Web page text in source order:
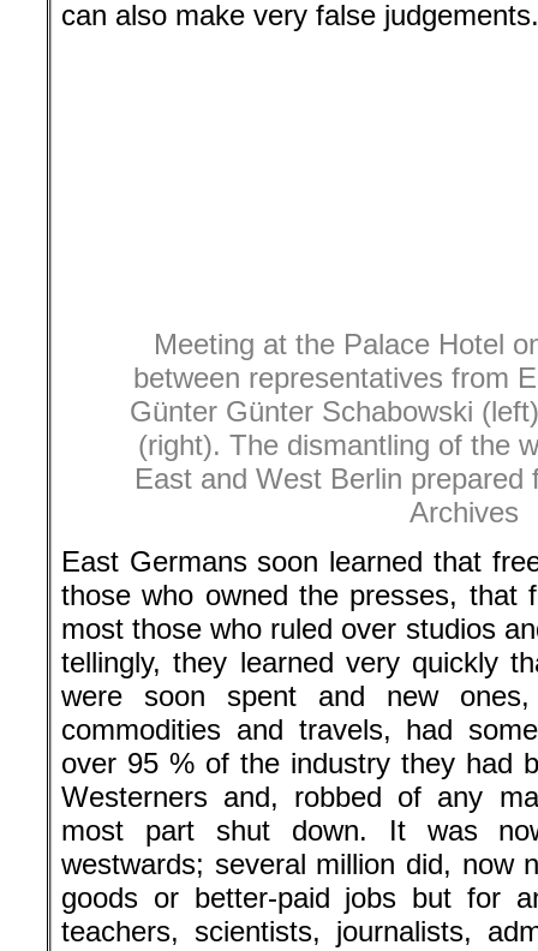
between representatives from
Günter Günter Schabowski
(right). The dismantling of the
East and West Berlin
Archives
East Germans soon learned that
those who owned the presses, that
most those who ruled over studios
tellingly, they learned very quickly
were soon spent and new
commodities and travels, had
over 95 % of the industry they had
Westerners and, robbed of any
most part shut down. It was
westwards; several million did, now
goods or better-paid jobs but for
teachers, scientists, journalists,
were thrown out, replaced by